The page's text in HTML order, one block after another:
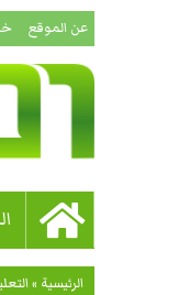
عن الموقع
الرئيسية »